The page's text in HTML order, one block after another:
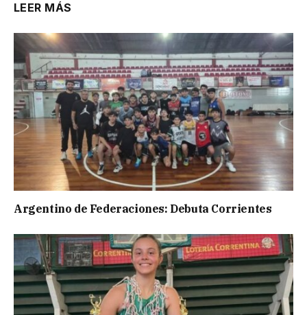
LEER MÁS
Argentino de Federaciones: Debuta Corrientes